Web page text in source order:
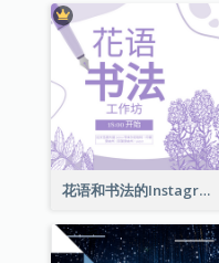
花语和书法的Instagram帖子